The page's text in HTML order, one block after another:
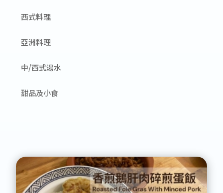
西式料理
亞洲料理
中/西式湯水
甜品及小食